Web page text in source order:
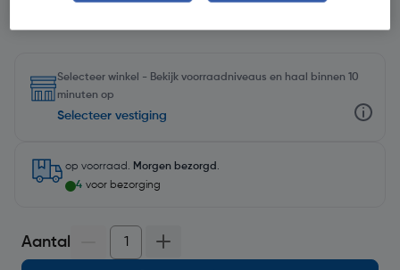
Selecteer winkel - Bekijk voorraadniveaus en haal binnen 10
minuten op
Selecteer vestiging
op voorraad. Morgen bezorgd .
4 voor bezorging
Aantal